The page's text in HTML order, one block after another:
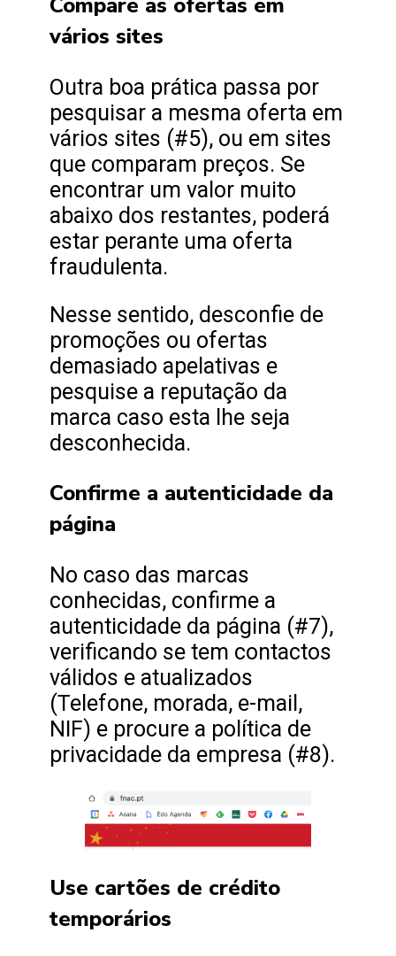
vários sites
Outra boa prática passa por
pesquisar a mesma oferta em
vários sites (#5), ou em sites
que comparam preços. Se
encontrar um valor muito
abaixo dos restantes, poderá
estar perante uma oferta
fraudulenta.
Nesse sentido, desconfie de
promoções ou ofertas
demasiado apelativas e
pesquise a reputação da
marca caso esta lhe seja
desconhecida.
Confirme a autenticidade da
página
No caso das marcas
conhecidas, confirme a
autenticidade da página (#7),
verificando se tem contactos
válidos e atualizados
(Telefone, morada, e-mail,
NIF) e procure a política de
privacidade da empresa (#8).
Use cartões de crédito
temporários